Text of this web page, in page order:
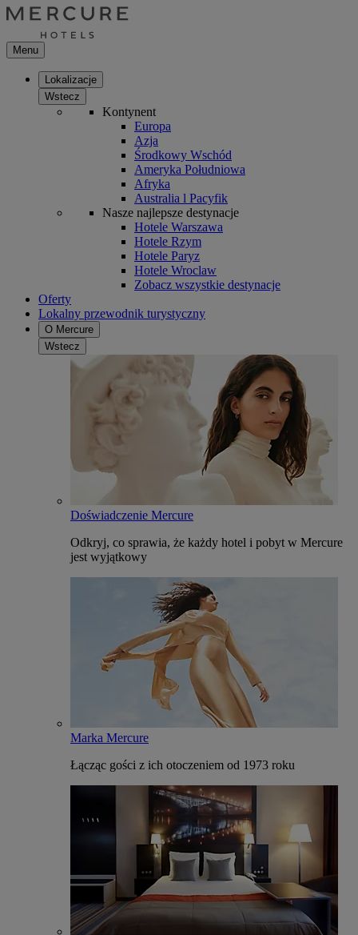
Menu
Lokalizacje
Wstecz
Kontynent
Europa
Azja
Środkowy Wschód
Ameryka Południowa
Afryka
Australia l Pacyfik
Nasze najlepsze destynacje
Hotele Warszawa
Hotele Rzym
Hotele Paryz
Hotele Wroclaw
Zobacz wszystkie destynacje
Oferty
Lokalny przewodnik turystyczny
O Mercure
Wstecz
Doświadczenie Mercure
Odkryj, co sprawia, że każdy hotel i pobyt w Mercure
jest wyjątkowy
Marka Mercure
Łącząc gości z ich otoczeniem od 1973 roku